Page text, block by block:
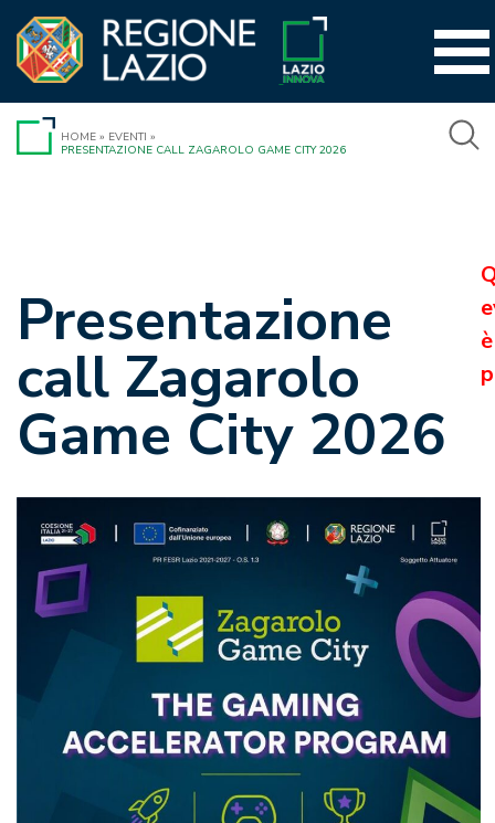
contenuto
HOME » EVENTI »
PRESENTAZIONE CALL ZAGAROLO GAME CITY 2026
Presentazione
call Zagarolo
Game City 2026
è